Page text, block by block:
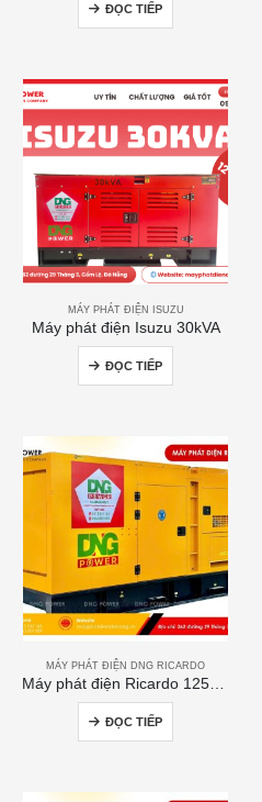
ĐỌC TIẾP
MÁY PHÁT ĐIỆN ISUZU
Máy phát điện Isuzu 30kVA
ĐỌC TIẾP
MÁY PHÁT ĐIỆN DNG RICARDO
Máy phát điện Ricardo 125kVA
ĐỌC TIẾP